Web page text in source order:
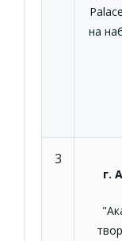
на
3
г.